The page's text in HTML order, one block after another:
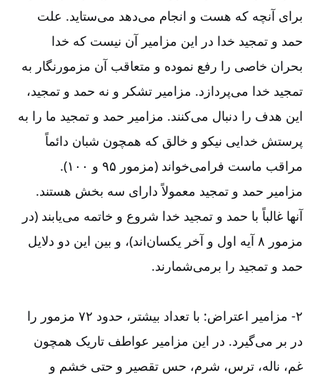
برای آنچه که هست و انجام می‌‌دهد می‌‌ستاید. علت
حمد و تمجید خدا در این مزامیر آن نیست که خدا
بحران خاصی را رفع نموده و متعاقب آن مزمورنگار به
تمجید خدا می‌‌پردازد. مزامیر تشکر و نه حمد و تمجید،
این هدف را دنبال می‌‌کنند. مزامیر حمد و تمجید ما را به
پرستش خدایی نیکو و خالق که همچون شبان دائماً
مراقب ماست فرامی‌‌خواند (مزمور ۹۵ و ۱۰۰).
مزامیر حمد و تمجید معمولاً دارای سه بخش هستند.
آنها غالباً با حمد و تمجید خدا شروع و خاتمه می‌‌یابند (در
مزمور ۸ آیه اول و آخر یکسان‌‌اند)، و بین این دو دلایل
حمد و تمجید را برمی‌‌شمارند.
۲-‏‏‏‏‏ مزامیر اعتراض: با تعداد بیشتر، حدود ۷۲ مزمور را
در بر می‌‌گیرد. در این مزامیر عواطف تاریک همچون
غم، ناله، ترس، شرم، حس تقصیر و حتی خشم و